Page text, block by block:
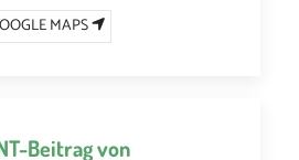
MAPS
-Beitrag von